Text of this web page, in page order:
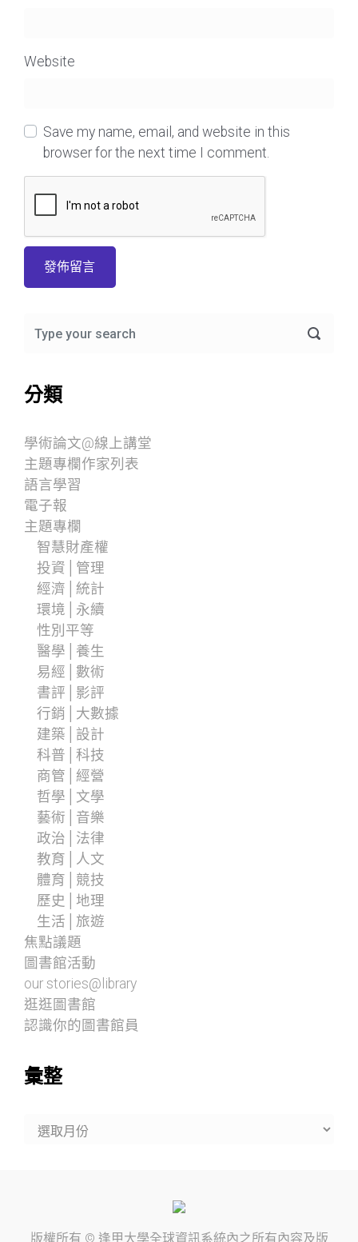
Website
Save my name, email, and website in this
browser for the next time I comment.
分類
學術論文@線上講堂
主題專欄作家列表
語言學習
電子報
主題專欄
智慧財產權
投資│管理
經濟│統計
環境│永續
性別平等
醫學│養生
易經│數術
書評│影評
行銷│大數據
建築│設計
科普│科技
商管│經營
哲學│文學
藝術│音樂
政治│法律
教育│人文
體育│競技
歷史│地理
生活│旅遊
焦點議題
圖書館活動
our stories@library
逛逛圖書館
認識你的圖書館員
彙整
版權所有 © 逢甲大學全球資訊系統內之所有內容及版